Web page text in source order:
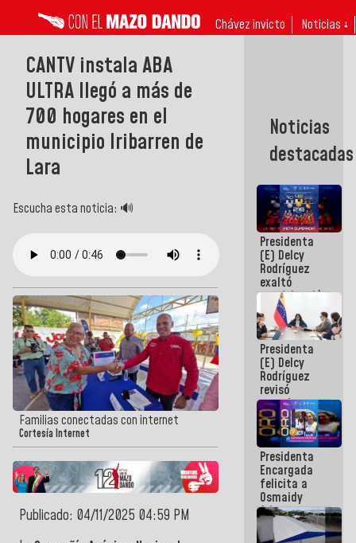
Chávez invicto Noticias ↓
CANTV instala ABA
ULTRA llegó a más de
700 hogares en el
municipio Iribarren de
Lara
Escucha esta noticia: 🔊
Familias conectadas con internet
Cortesía Internet
Publicado: 04/11/2025 04:59 PM
Noticias
destacadas
Presidenta
(E) Delcy
Rodríguez
exaltó
participación
de
Venezuela
en Juegos
Centroamericanos
y del Caribe
2026
Presidenta
(E) Delcy
Rodríguez
revisó
agenda
económica y
ejecución de
fondos de
emergencia
post-sismos
Presidenta
Encargada
felicita a
Osmaidy
Arias y
Giraly
Marcano por